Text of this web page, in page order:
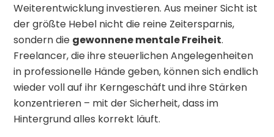
Weiterentwicklung investieren. Aus meiner Sicht ist
der größte Hebel nicht die reine Zeitersparnis,
sondern die gewonnene mentale Freiheit.
Freelancer, die ihre steuerlichen Angelegenheiten
in professionelle Hände geben, können sich endlich
wieder voll auf ihr Kerngeschäft und ihre Stärken
konzentrieren – mit der Sicherheit, dass im
Hintergrund alles korrekt läuft.